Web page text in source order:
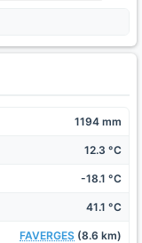
1194 mm
12.3 °C
-18.1 °C
41.1 °C
FAVERGES (8.6 km)